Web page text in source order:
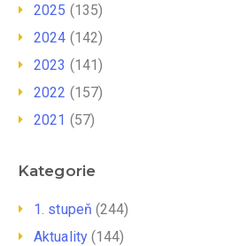
2025 (135)
2024 (142)
2023 (141)
2022 (157)
2021 (57)
Kategorie
1. stupeň (244)
Aktuality(144)